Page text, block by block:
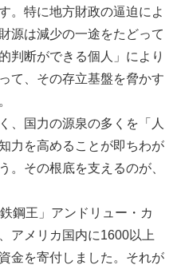
。特に地方財政の逼迫によ
源は減少の一途をたどって
判断ができる個人」により
て、その存立基盤を脅かす
、国力の源泉の多くを「人
力を高めることが即ちわが
。その根底を支えるのが、
鋼王」アンドリュー・カ
アメリカ国内に1600以上
金を寄付しました。それが